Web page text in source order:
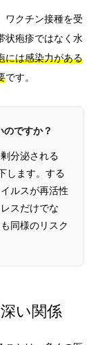
ワクチン接種を受
状疱疹ではなく水
には感染力がある
です。
ですか？
分泌される
します。する
ルスが再活性
スだけでな
同様のリスク
い関係